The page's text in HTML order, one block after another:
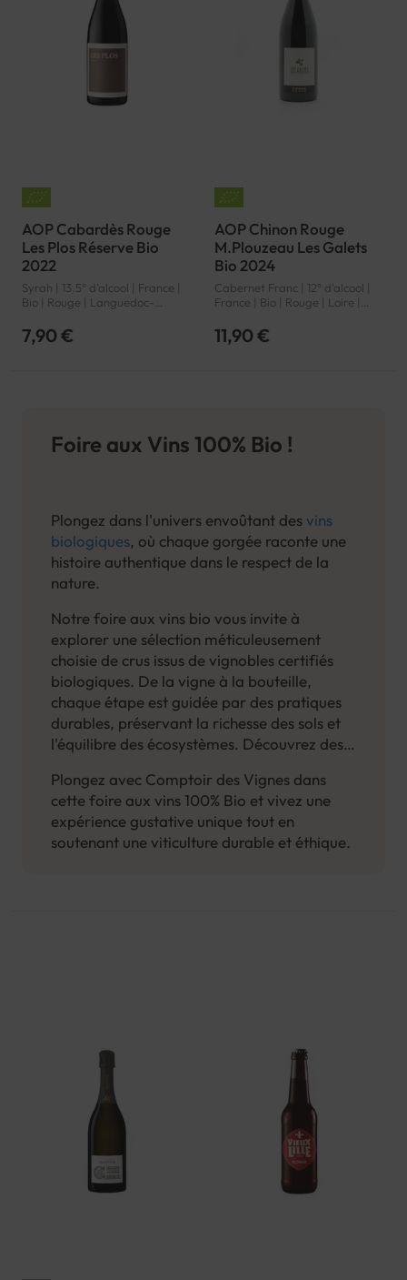
AOP Cabardès Rouge
Les Plos Réserve Bio
2022
Syrah | 13.5° d'alcool | France |
Bio | Rouge | Languedoc-
7,90 €
AOP Chinon Rouge
M.Plouzeau Les Galets
Bio 2024
Cabernet Franc | 12° d'alcool |
France | Bio | Rouge | Loire |
11,90 €
Foire aux Vins 100% Bio !
Plongez dans l'univers envoûtant desvins
biologiques, où chaque gorgée raconte une
histoire authentique dans le respect de la
nature.
Notre foire aux vins bio vous invite à
explorer une sélection méticuleusement
choisie de crus issus de vignobles certifiés
biologiques. De la vigne à la bouteille,
chaque étape est guidée par des pratiques
durables, préservant la richesse des sols et
l'équilibre des écosystèmes. Découvrez des
rencontre harmonieuse entre la terre et le
terroir.
Plongez avec Comptoir des Vignes dans
cette foire aux vins 100% Bio et vivez une
expérience gustative unique tout en
soutenant une viticulture durable et éthique.